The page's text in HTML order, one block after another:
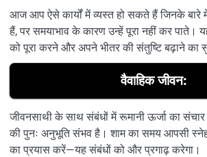
आज आप ऐसे कार्यों में व्यस्त हो सकते हैं जिनके
हैं, पर समयाभाव के कारण उन्हें पूरा नहीं कर पाते।
को पूरा करने और अपने भीतर की संतुष्टि बढ़ाने का
वैवाहिक जीवन:
जीवनसाथी के साथ संबंधों में रूमानी ऊर्जा का संचार
की पुनः अनुभूति संभव है। शाम का समय आपसी
का प्रयास करें—यह संबंधों को और प्रगाढ़ करेगा।